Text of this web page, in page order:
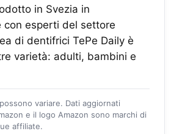
in Svezia in
con esperti del settore
di dentifrici TePe Daily è
varietà: adulti, bambini e
variare. Dati aggiornati
e il logo Amazon sono marchi di
affiliate.